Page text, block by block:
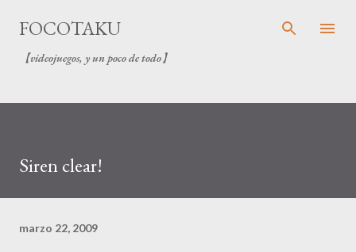
FOCOTAKU
【videojuegos, y un poco de todo】
Siren clear!
marzo 22, 2009